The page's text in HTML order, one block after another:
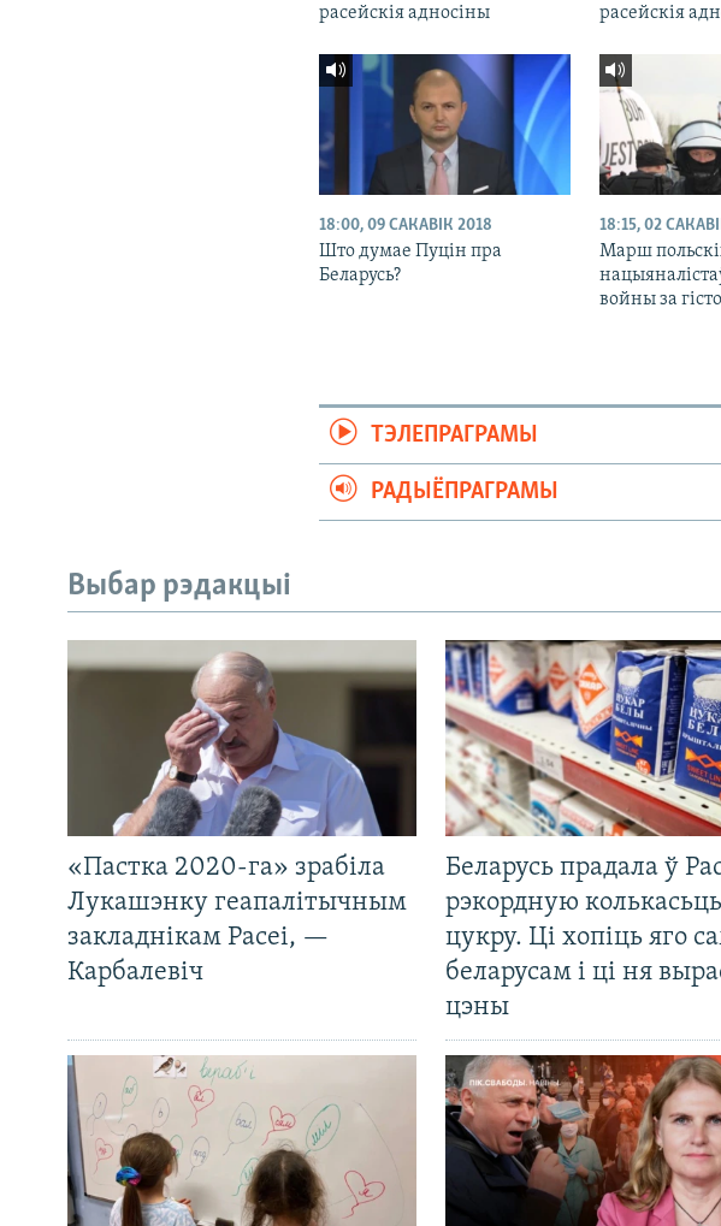
расейскія адносіны
расейскія
18:00, 09 САКАВІК 2018
Што думае Пуцін пра
Беларусь?
18:15, 02
Марш
войны за
ТЭЛЕПРАГРАМЫ
РАДЫЁПРАГРАМЫ
Выбар рэдакцыі
«Пастка 2020-га» зрабіла
Лукашэнку геапалітычным
закладнікам Расеі, —
Карбалевіч
Беларусь прадала ў
рэкордную колькасьць
цукру. Ці хопіць яго
беларусам і ці ня
цэны